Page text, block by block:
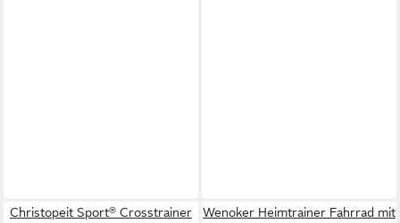
Christopeit Sport® Crosstrainer
Wenoker Heimtrainer Fahrrad mit